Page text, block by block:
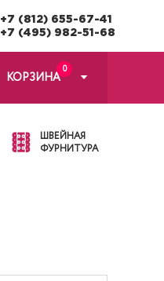
+7 (812) 655-67-41
+7 (495) 982-51-68
0
КОРЗИНА
ШВЕЙНАЯ
ФУРНИТУРА